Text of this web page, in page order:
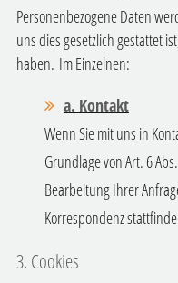
Personenbezogene Daten
uns dies gesetzlich gestattet
haben. Im Einzelnen:
a. Kontakt
Wenn Sie mit uns in
Grundlage von Art. 6
Bearbeitung Ihrer
Korrespondenz
3. Cookies